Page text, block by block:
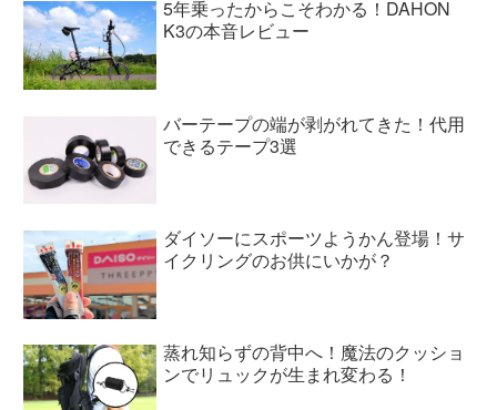
5年乗ったからこそわかる！DAHON
K3の本音レビュー
バーテープの端が剥がれてきた！代用
できるテープ3選
ダイソーにスポーツようかん登場！サ
イクリングのお供にいかが？
蒸れ知らずの背中へ！魔法のクッショ
ンでリュックが生まれ変わる！